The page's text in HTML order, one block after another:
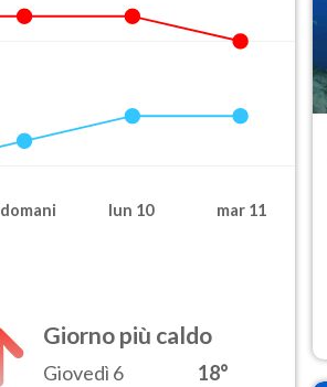
domani lun 10 mar 11
Giorno più caldo
Giovedì 6 18°